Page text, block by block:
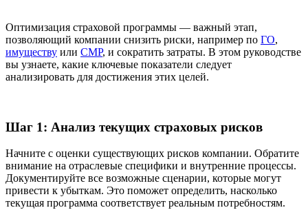
Оптимизация страховой программы — важный этап,
позволяющий компании снизить риски, например по ГО,
имуществу или СМР, и сократить затраты. В этом руководстве
вы узнаете, какие ключевые показатели следует
анализировать для достижения этих целей.
Шаг 1: Анализ текущих страховых рисков
Начните с оценки существующих рисков компании. Обратите
внимание на отраслевые специфики и внутренние процессы.
Документируйте все возможные сценарии, которые могут
привести к убыткам. Это поможет определить, насколько
текущая программа соответствует реальным потребностям.